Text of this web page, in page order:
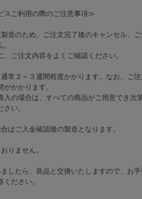
スご利用の際のご注意事項≫
造のため、ご注文完了後のキャンセル、
ご注文内容をよくご確認ください。
常２～３週間程度かかります。なお、ご
かかります。
入の場合は、すべての商品がご用意でき次
い。
はご入金確認後の製造となります。
りません。
したら、良品と交換いたしますので、お
ださい。